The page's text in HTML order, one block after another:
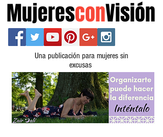
MujeresconVisión
Una publicación para mujeres sin
excusas